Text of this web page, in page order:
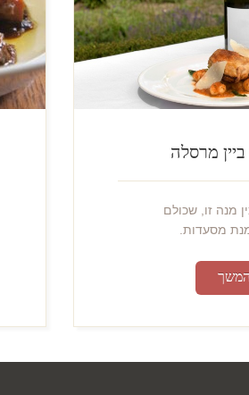
מרסלה
מנה זו, שכולם
מסעדות.